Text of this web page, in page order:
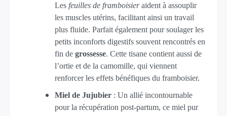
Les feuilles de framboisieraident à assouplir
les muscles utérins, facilitant ainsi un travail
plus fluide. Parfait également pour soulager les
petits inconforts digestifs souvent rencontrés en
fin de grossesse. Cette tisane contient aussi de
l’ortie et de la camomille, qui viennent
renforcer les effets bénéfiques du framboisier.
Miel de Jujubier : Un allié incontournable
pour la récupération post-partum, ce miel pur